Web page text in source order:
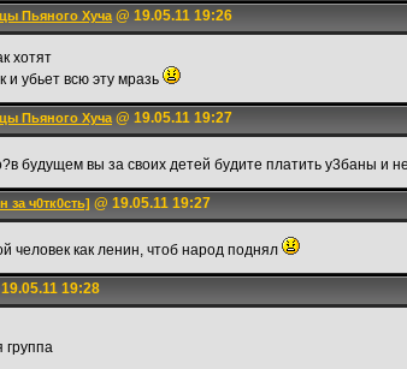
Пьяного Хуча@ 19.05.11 19:26
хотят
и убьет всю эту мразь
Пьяного Хуча@ 19.05.11 19:27
будущем вы за своих детей будите платить у3баны и
за ч0тк0сть] @ 19.05.11 19:27
человек как ленин, чтоб народ поднял
19:28
группа